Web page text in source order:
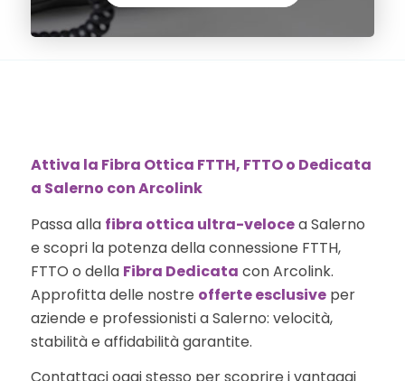
Attiva la Fibra Ottica FTTH, FTTO o Dedicata
a Salerno con Arcolink
Passa alla fibra ottica ultra-velocea Salerno
e scopri la potenza della connessione FTTH,
FTTO o della Fibra Dedicata con Arcolink.
Approfitta delle nostre offerte esclusiveper
aziende e professionisti a Salerno: velocità,
stabilità e affidabilità garantite.